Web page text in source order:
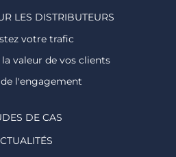
LES DISTRIBUTEURS
votre trafic
valeur de vos clients
de l'engagement
DE CAS